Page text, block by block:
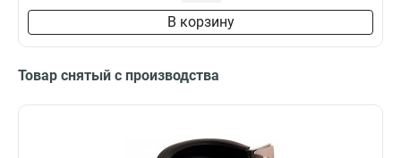
2 д
5 д 3
3
В корзину
Товар снятый с производства